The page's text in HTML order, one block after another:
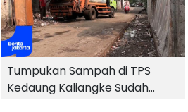
Tumpukan Sampah di TPS
Kedaung Kaliangke Sudah